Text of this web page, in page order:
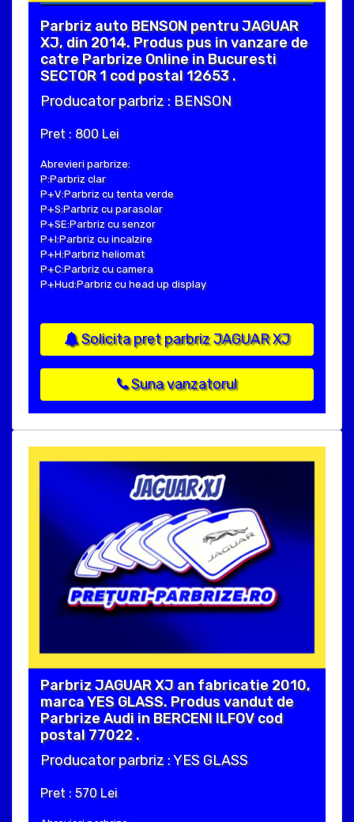
Parbriz auto BENSON pentru JAGUAR
XJ, din 2014. Produs pus in vanzare de
catre Parbrize Online in Bucuresti
SECTOR 1 cod postal 12653 .
Producator parbriz : BENSON
Pret : 800 Lei
Abrevieri parbrize:
P:Parbriz clar
P+V:Parbriz cu tenta verde
P+S:Parbriz cu parasolar
P+SE:Parbriz cu senzor
P+I:Parbriz cu incalzire
P+H:Parbriz heliomat
P+C:Parbriz cu camera
P+Hud:Parbriz cu head up display
Solicita pret parbriz JAGUAR XJ
Suna vanzatorul
Parbriz JAGUAR XJ an fabricatie 2010,
marca YES GLASS. Produs vandut de
Parbrize Audi in BERCENI ILFOV cod
postal 77022 .
Producator parbriz : YES GLASS
Pret : 570 Lei